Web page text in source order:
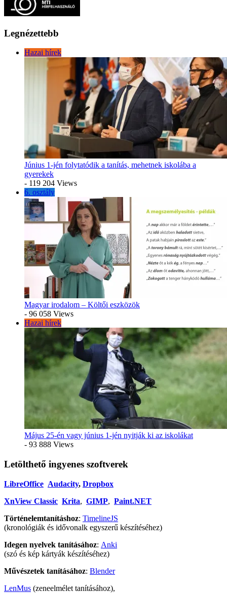
Legnézettebb
Hazai hírek
Június 1-jén folytatódik a tanítás, mehetnek iskolába a
gyerekek
- 119 204 Views
6. osztály
Magyar irodalom – Költői eszközök
- 96 058 Views
Hazai hírek
Május 25-én vagy június 1-jén nyitják ki az iskolákat
- 93 888 Views
Letölthető ingyenes szoftverek
LibreOffice Audacity, Dropbox
XnView Classic Krita, GIMP, Paint.NET
Történelemtanításhoz: TimelineJS
(kronológiák és idővonalk egyszerű készítéséhez)
Idegen nyelvek tanításához: Anki
(szó és kép kártyák készítéséhez)
Művészetek tanításához: Blender
LenMus (zeneelmélet tanításához),